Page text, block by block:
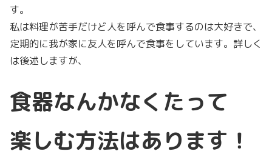
す。
私は料理が苦手だけど人を呼んで食事するのは大好きで、
定期的に我が家に友人を呼んで食事をしています。詳しく
は後述しますが、
食器なんかなくたって
楽しむ方法はあります！